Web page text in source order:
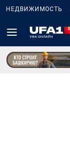
НЕДВИЖИМОСТЬ